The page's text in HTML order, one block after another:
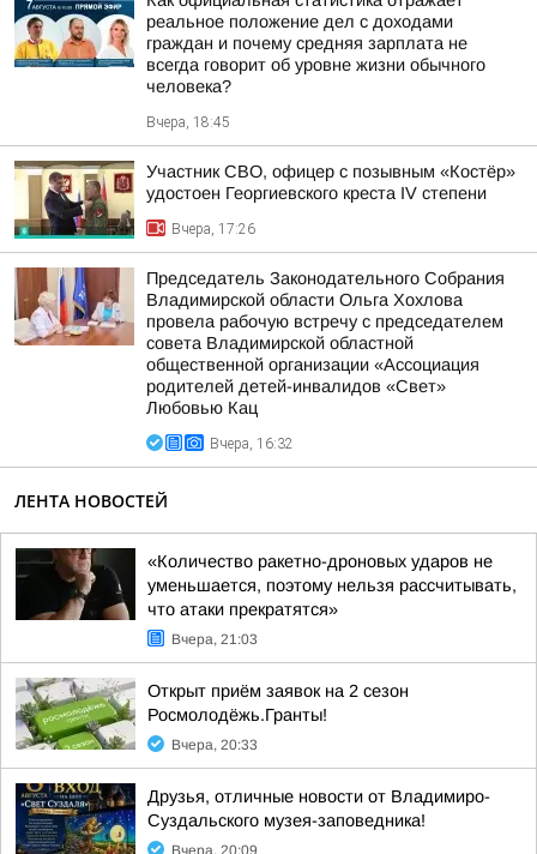
реальное положение дел с доходами
граждан и почему средняя зарплата не
всегда говорит об уровне жизни обычного
человека?
Вчера, 18:45
Участник СВО, офицер с позывным «Костёр»
удостоен Георгиевского креста IV степени
Вчера, 17:26
Председатель Законодательного Собрания
Владимирской области Ольга Хохлова
провела рабочую встречу с председателем
совета Владимирской областной
общественной организации «Ассоциация
родителей детей-инвалидов «Свет»
Любовью Кац
Вчера, 16:32
ЛЕНТА НОВОСТЕЙ
«Количество ракетно-дроновых ударов не
уменьшается, поэтому нельзя рассчитывать,
что атаки прекратятся»
Вчера, 21:03
Открыт приём заявок на 2 сезон
Росмолодёжь.Гранты!
Вчера, 20:33
Друзья, отличные новости от Владимиро-
Суздальского музея-заповедника!
Вчера, 20:09